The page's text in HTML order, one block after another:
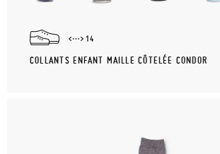
14
COLLANTS ENFANT MAILLE CÔTELÉE CONDOR